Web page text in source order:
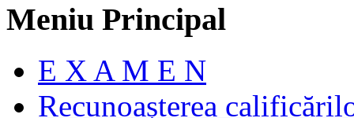
Meniu Principal
E X A M E N
Recunoașterea